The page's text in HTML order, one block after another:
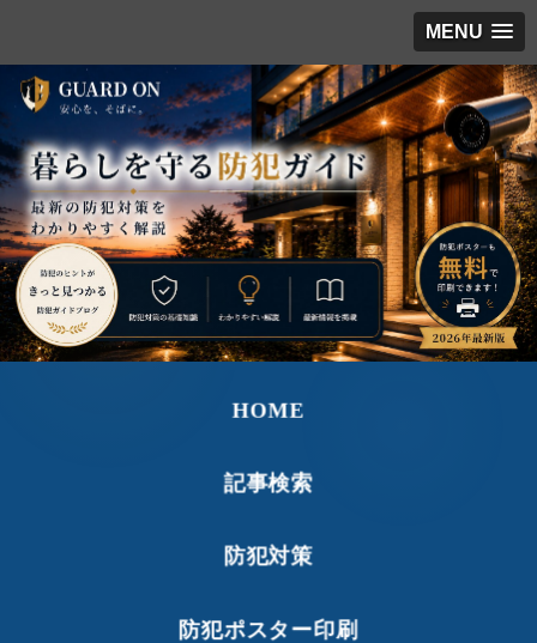
MENU
HOME
記事検索
防犯対策
防犯ポスター印刷